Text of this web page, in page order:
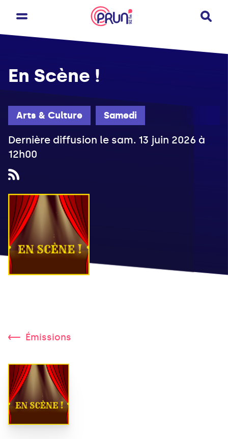
Arts & Culture Samedi
En Scène !
Dernière diffusion le sam. 13 juin 2026 à
12h00
Émissions